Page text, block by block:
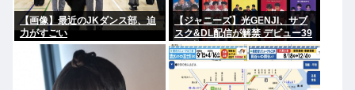
【画像】最近のJKダンス部、迫
力がすごい
【ジャニーズ】光GENJI、サブ
スク&DL配信が解禁 デビュー39
周年迎える8月19日から40周年
まで1年かけてリリース当時の日
付に順次配信予定